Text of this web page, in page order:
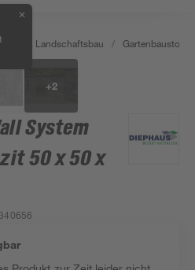
✕
& Landschaftsbau / Gartenbaustoffe
+2
System
50 x 50 x